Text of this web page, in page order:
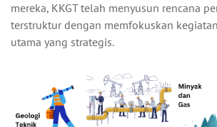
mereka, KKGT telah menyusun rencana
terstruktur dengan memfokuskan
utama yang strategis.